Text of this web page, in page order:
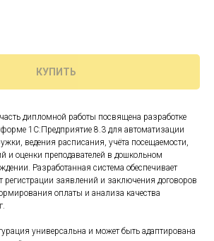
КУПИТЬ
дипломной работы посвящена разработке
1С:Предприятие 8.3 для автоматизации
ведения расписания, учёта посещаемости,
и оценки преподавателей в дошкольном
Разработанная система обеспечивает
регистрации заявлений и заключения договоров
оплаты и анализа качества
универсальна и может быть адаптирована